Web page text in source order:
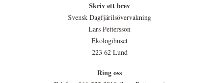
Skriv ett brev
Svensk Dagfjärilsövervakning
Lars Pettersson
Ekologihuset
223 62 Lund
Ring oss